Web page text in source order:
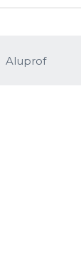
Aluprof